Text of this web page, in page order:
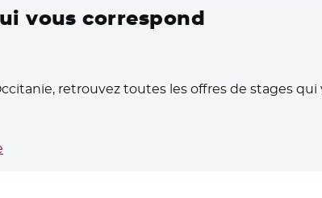
vous correspond
retrouvez toutes les offres de stages